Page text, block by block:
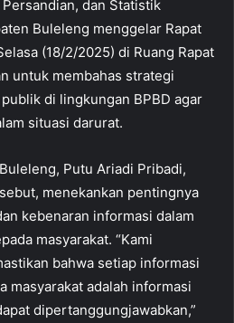
dan Statistik
Buleleng menggelar Rapat
(18/2/2025) di Ruang Rapat
untuk membahas strategi
di lingkungan BPBD agar
situasi darurat.
Putu Ariadi Pribadi,
menekankan pentingnya
kebenaran informasi dalam
masyarakat. “Kami
bahwa setiap informasi
masyarakat adalah informasi
dipertanggungjawabkan,”